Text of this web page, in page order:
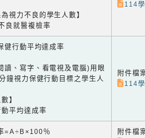
視力不良的學生人數】
良就醫複檢率
114
行動平均達成率
讀、寫字、看電視及電腦)用眼
鐘視力保健行動目標之學生人
】
平均達成率
附件檔
114
=A÷B×100％
附件檔